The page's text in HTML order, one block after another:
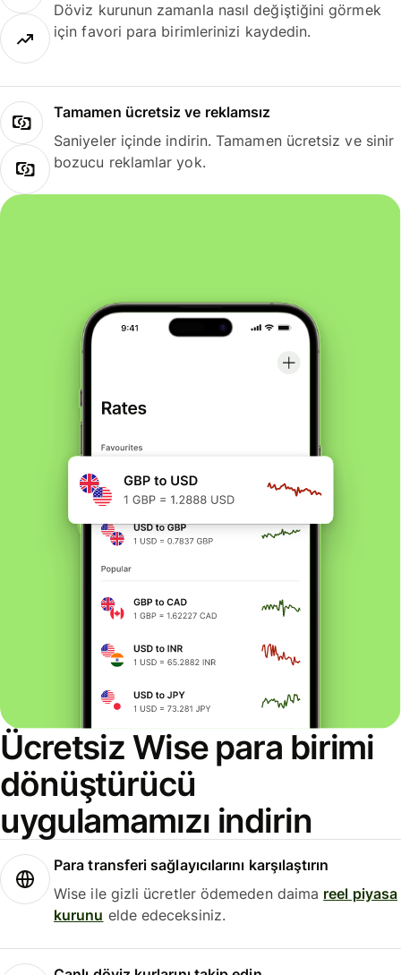
Döviz kurunun zamanla nasıl değiştiğini görmek
için favori para birimlerinizi kaydedin.
Tamamen ücretsiz ve reklamsız
Saniyeler içinde indirin. Tamamen ücretsiz ve sinir
bozucu reklamlar yok.
Ücretsiz Wise para birimi
dönüştürücü
uygulamamızı indirin
Para transferi sağlayıcılarını karşılaştırın
Wise ile gizli ücretler ödemeden daima reel piyasa
kurunu elde edeceksiniz.